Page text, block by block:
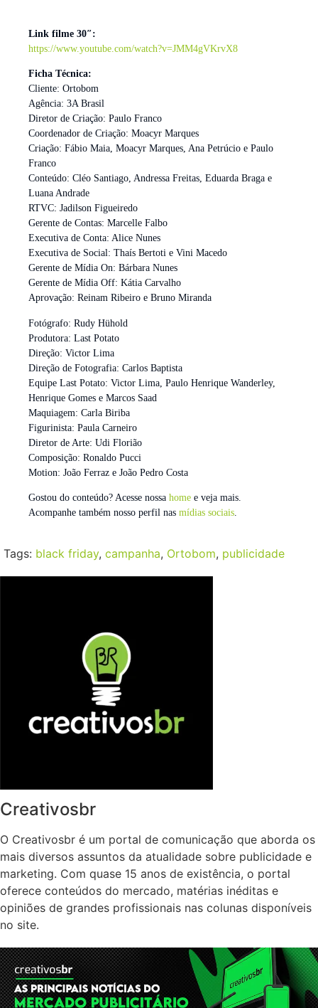
Link filme 30″:
https://www.youtube.com/watch?v=JMM4gVKrvX8
Ficha Técnica:
Cliente: Ortobom
Agência: 3A Brasil
Diretor de Criação: Paulo Franco
Coordenador de Criação: Moacyr Marques
Criação: Fábio Maia, Moacyr Marques, Ana Petrúcio e Paulo
Franco
Conteúdo: Cléo Santiago, Andressa Freitas, Eduarda Braga e
Luana Andrade
RTVC: Jadilson Figueiredo
Gerente de Contas: Marcelle Falbo
Executiva de Conta: Alice Nunes
Executiva de Social: Thaís Bertoti e Vini Macedo
Gerente de Mídia On: Bárbara Nunes
Gerente de Mídia Off: Kátia Carvalho
Aprovação: Reinam Ribeiro e Bruno Miranda
Fotógrafo: Rudy Hühold
Produtora: Last Potato
Direção: Victor Lima
Direção de Fotografia: Carlos Baptista
Equipe Last Potato: Victor Lima, Paulo Henrique Wanderley,
Henrique Gomes e Marcos Saad
Maquiagem: Carla Biriba
Figurinista: Paula Carneiro
Diretor de Arte: Udi Florião
Composição: Ronaldo Pucci
Motion: João Ferraz e João Pedro Costa
Gostou do conteúdo? Acesse nossa home e veja mais.
Acompanhe também nosso perfil nas mídias sociais.
Tags: black friday, campanha, Ortobom, publicidade
Creativosbr
O Creativosbr é um portal de comunicação que aborda os
mais diversos assuntos da atualidade sobre publicidade e
marketing. Com quase 15 anos de existência, o portal
oferece conteúdos do mercado, matérias inéditas e
opiniões de grandes profissionais nas colunas disponíveis
no site.